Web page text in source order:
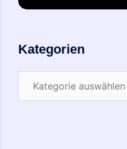
Kategorien